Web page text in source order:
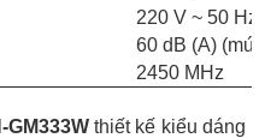
220 V ~ 50 Hz
60 dB (A)
2450 MHz
GM333Wthiết kế kiểu dáng